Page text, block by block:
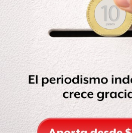
La mañana de este jueves 6 de
capitalino informó que los
cometieron el crimen de cinco
de una hora , no en tres como
Ayer señalé que llegaron justo
evitar especulaciones,voy a
evidencia de que los probables
minutos después de las dos de